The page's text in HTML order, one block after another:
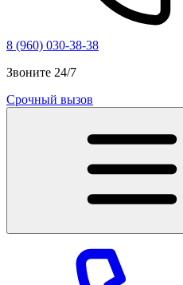
8 (960) 030-38-38
Звоните 24/7
Срочный вызов